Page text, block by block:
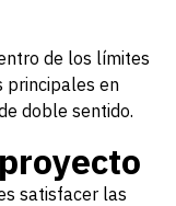
de los límites
principales en
doble sentido.
satisfacer las